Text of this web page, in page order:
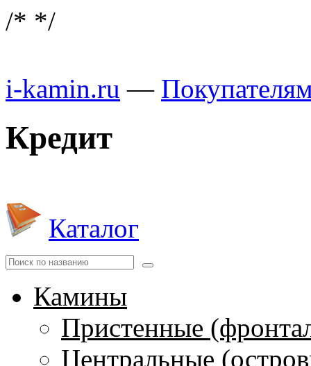
/* */
i-kamin.ru —
Кредит
Каталог
Камины
Пристенные
Центральные